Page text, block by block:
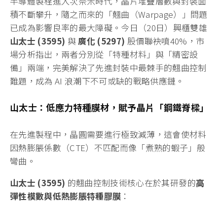
半導體製程進入次奈米時代，晶片堆疊層數與封裝面
積不斷攀升，隨之而來的「翹曲（Warpage）」問題
已成為影響良率的最大障礙。今日（20日）興櫃雙雄
山太士 (3595) 與廣化 (5297)股價聯袂噴40%，市
場分析指出，兩者分別從「特種材料」與「精密設